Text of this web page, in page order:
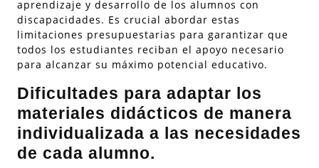
aprendizaje y desarrollo de los alumnos con
discapacidades. Es crucial abordar estas
limitaciones presupuestarias para garantizar que
todos los estudiantes reciban el apoyo necesario
para alcanzar su máximo potencial educativo.
Dificultades para adaptar los
materiales didácticos de manera
individualizada a las necesidades
de cada alumno.